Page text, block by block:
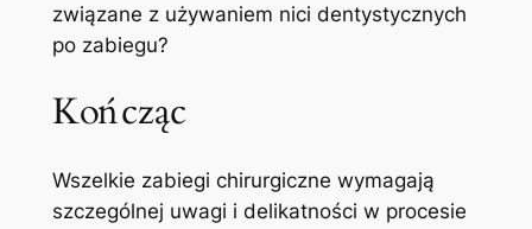
związane z używaniem nici dentystycznych
po zabiegu?
Kończąc
Wszelkie zabiegi chirurgiczne wymagają​
szczególnej uwagi i delikatności w procesie